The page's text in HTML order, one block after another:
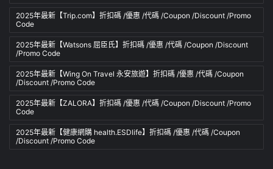
2025年最新【Trip.com】折扣碼 /優惠 /代碼 /Coupon /Discount /Promo
Code
2025年最新【Watsons 屈臣氏】折扣碼 /優惠 /代碼 /Coupon /Discount
/Promo Code
2025年最新【Wing On Travel 永安旅遊】折扣碼 /優惠 /代碼 /Coupon
/Discount /Promo Code
2025年最新【ZALORA】折扣碼 /優惠 /代碼 /Coupon /Discount /Promo
Code
2025年最新【健康網購 health.ESDlife】折扣碼 /優惠 /代碼 /Coupon
/Discount /Promo Code